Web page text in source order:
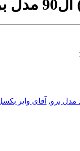
برو
تومان.
مدل برو, آقای وایر